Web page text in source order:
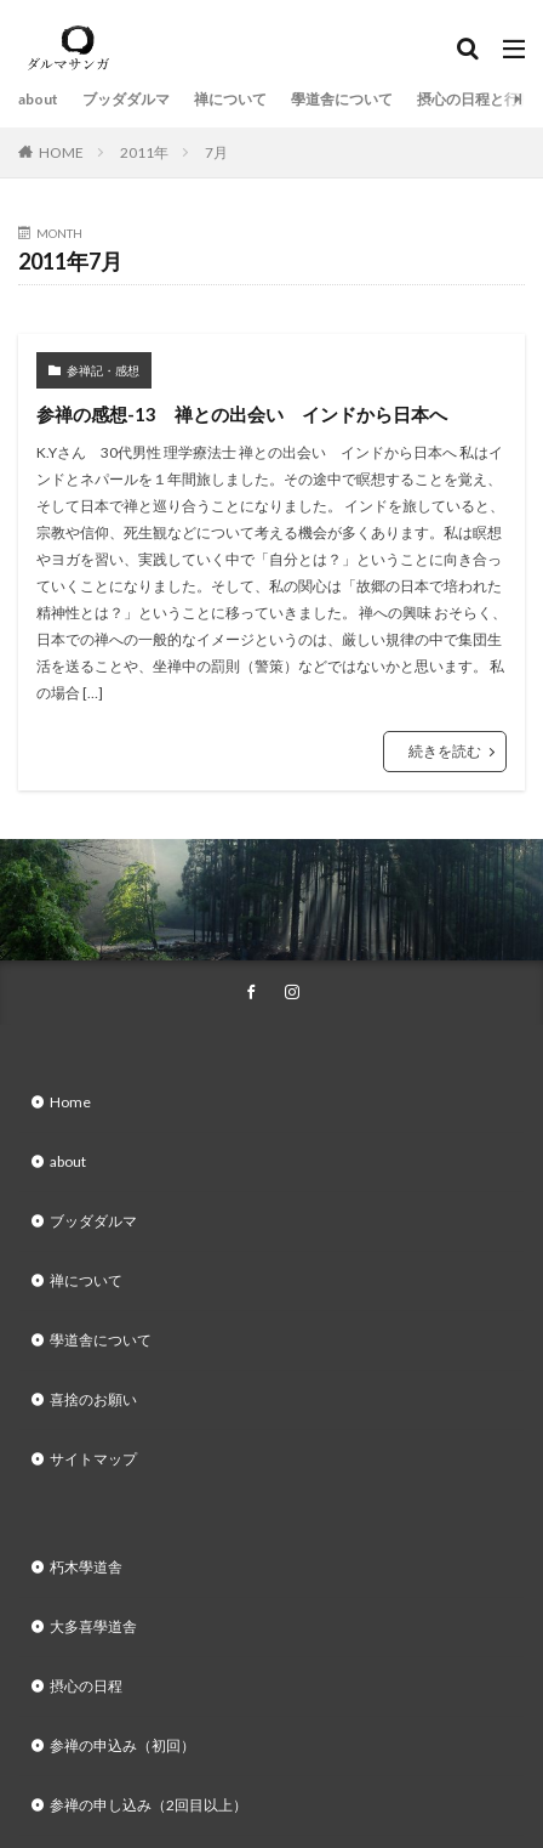
about ブッダダルマ 禅について 學道舎について 摂心の日程と行持
HOME 2011年 7月
MONTH
2011年7月
参禅記・感想
参禅の感想-13 禅との出会い インドから日本へ
K.Yさん 30代男性 理学療法士 禅との出会い インドから日本へ 私はイ
ンドとネパールを１年間旅しました。その途中で瞑想することを覚え、
そして日本で禅と巡り合うことになりました。 インドを旅していると、
宗教や信仰、死生観などについて考える機会が多くあります。私は瞑想
やヨガを習い、実践していく中で「自分とは？」ということに向き合っ
ていくことになりました。そして、私の関心は「故郷の日本で培われた
精神性とは？」ということに移っていきました。 禅への興味 おそらく、
日本での禅への一般的なイメージというのは、厳しい規律の中で集団生
活を送ることや、坐禅中の罰則（警策）などではないかと思います。 私
の場合 […]
続きを読む
Home
about
ブッダダルマ
禅について
學道舎について
喜捨のお願い
サイトマップ
朽木學道舎
大多喜學道舎
摂心の日程
参禅の申込み（初回）
参禅の申し込み（2回目以上）